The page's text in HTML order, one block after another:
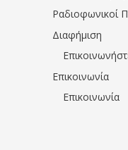
Ραδιοφωνικοί
Διαφήμιση
Επικοινωνία
Επικοινωνία